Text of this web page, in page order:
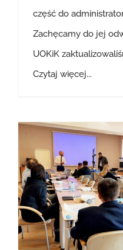
część do
Zachęcamy do jej
UOKiK
Czytaj więcej...